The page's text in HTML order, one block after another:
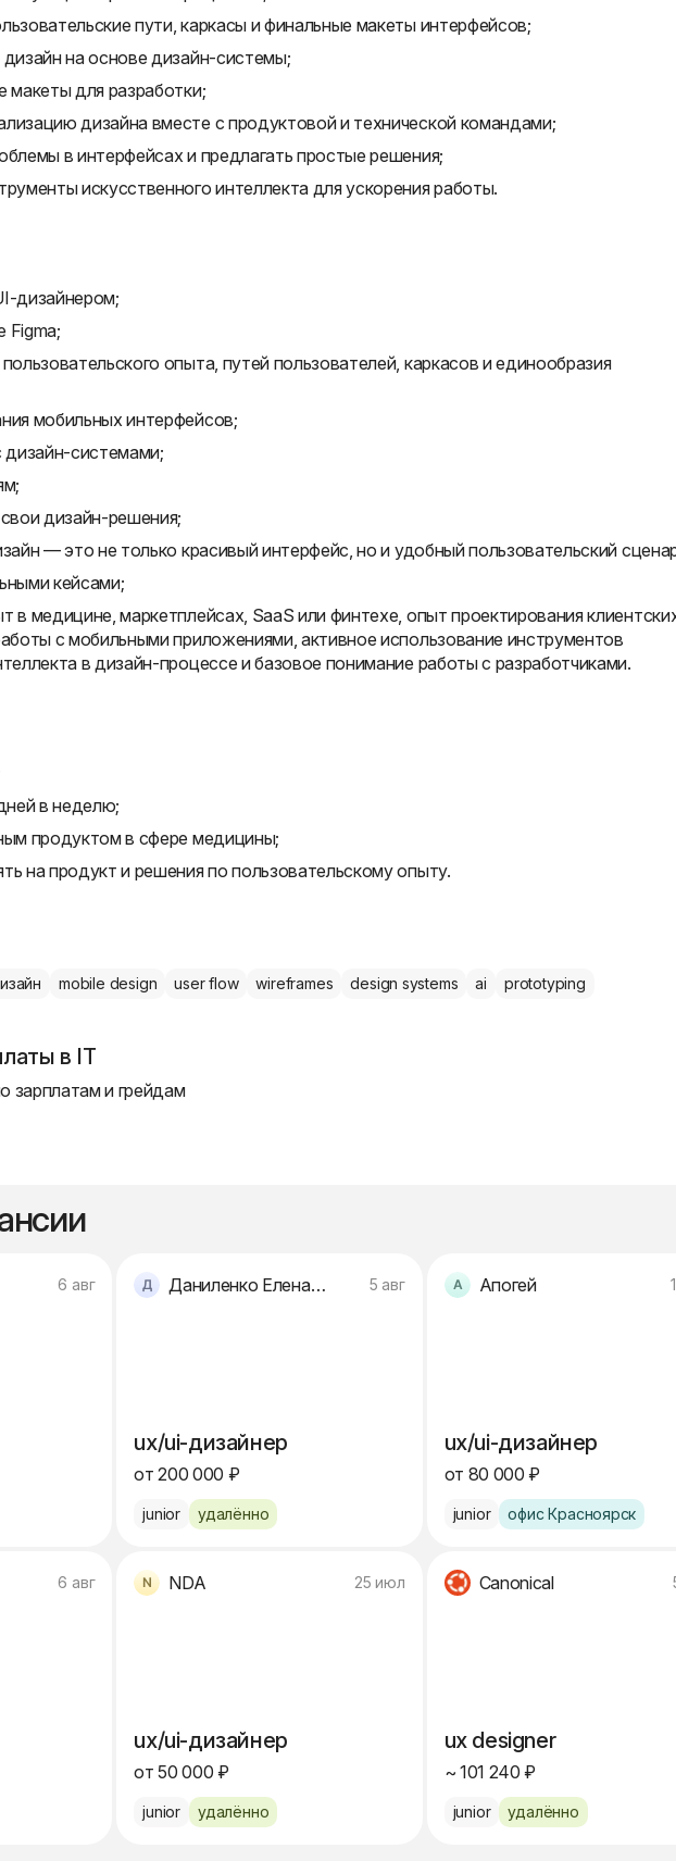
пути, каркасы и финальные макеты интерфейсов;
на основе дизайн-системы;
макеты для разработки;
дизайна вместе с продуктовой и технической командами;
в интерфейсах и предлагать простые решения;
искусственного интеллекта для ускорения работы.
дизайнером;
Figma;
опыта, путей пользователей, каркасов и единообразия
мобильных интерфейсов;
дизайн-системами;
дизайн-решения;
— это не только красивый интерфейс, но и удобный пользовательский
кейсами;
в медицине, маркетплейсах, SaaS или финтехе, опыт проектирования
с мобильными приложениями, активное использование инструментов
в дизайн-процессе и базовое понимание работы с разработчиками.
в неделю;
продуктом в сфере медицины;
на продукт и решения по пользовательскому опыту.
mobile design user flow wireframes design systems ai prototyping
в IT
зарплатам и грейдам
6 авг Даниленко Елена Рафхатовна 5 авг
ux/ui-дизайнер
от 200 000 ₽
junior удалённо
Апогей
ux/ui-дизайнер
от 80 000 ₽
junior офис Красноярск
6 авг NDA 25 июл
ux/ui-дизайнер
от 50 000 ₽
junior удалённо
Canonical
ux designer
~ 101 240 ₽
junior удалённо